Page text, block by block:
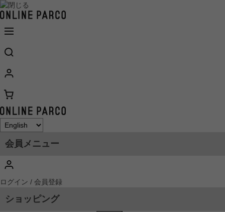
会員メニュー
ログイン / 会員登録
ショッピング